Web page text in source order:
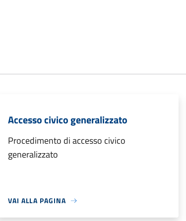
Accesso civico generalizzato
Procedimento di accesso civico
generalizzato
VAI ALLA PAGINA